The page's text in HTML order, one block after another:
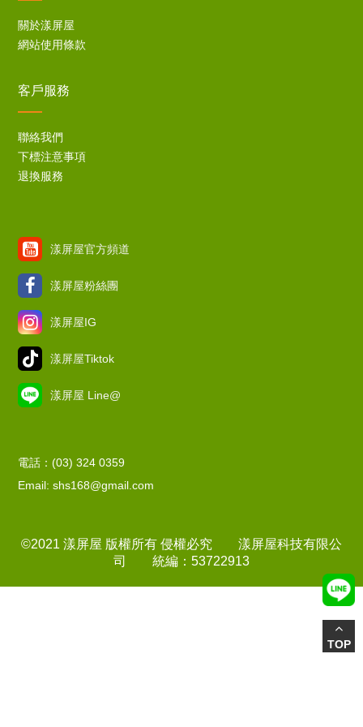
關於漾屏屋
網站使用條款
客戶服務
聯絡我們
下標注意事項
退換服務
漾屏屋官方頻道
漾屏屋粉絲團
漾屏屋IG
漾屏屋Tiktok
漾屏屋 Line@
電話：(03) 324 0359
Email: shs168@gmail.com
©2021 漾屏屋 版權所有 侵權必究 漾屏屋科技有限公
司 統編：53722913
TOP